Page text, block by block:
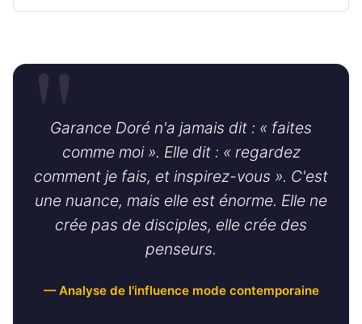
Garance Doré n'a jamais dit : « faites
comme moi ». Elle dit : « regardez
comment je fais, et inspirez-vous ». C'est
une nuance, mais elle est énorme. Elle ne
crée pas de disciples, elle crée des
penseurs.
— Analyse de l'influence mode contemporaine